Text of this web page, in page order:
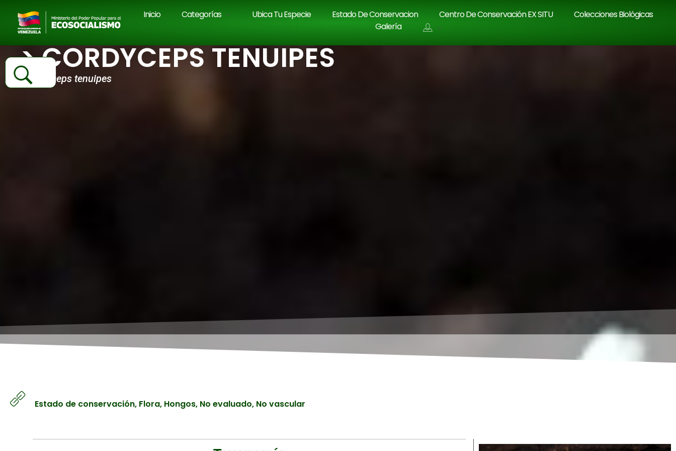
Inicio Categorías Ubica Tu Especie Estado De Conservacion Centro De Conservación EX SITU
Colecciones Biológicas
Galería
> CORDYCEPS TENUIPES
Cordyceps tenuipes
Estado de conservación, Flora, Hongos, No evaluado, No vascular